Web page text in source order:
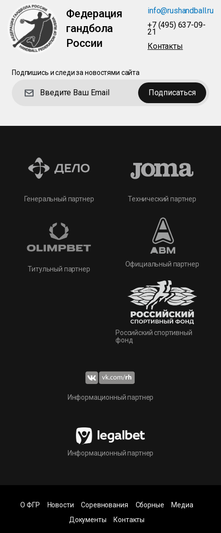
Федерация
гандбола
России
info@rushandball.ru
+7 (495) 637-09-
21
Контакты
Подпишись и следи за новостями сайта
Подписаться
Генеральный партнер
Титульный партнер
Технический партнер
Официальный партнер
Российский спортивный
фонд
Информационный партнер
Информационный партнер
О ФГР Новости Соревнования Сборные
Медиа
Документы
Контакты